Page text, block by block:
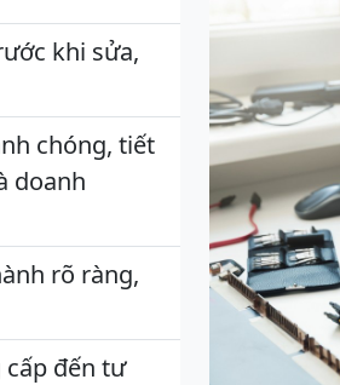
khi sửa,
chóng, tiết
doanh
rõ ràng,
cấp đến tư